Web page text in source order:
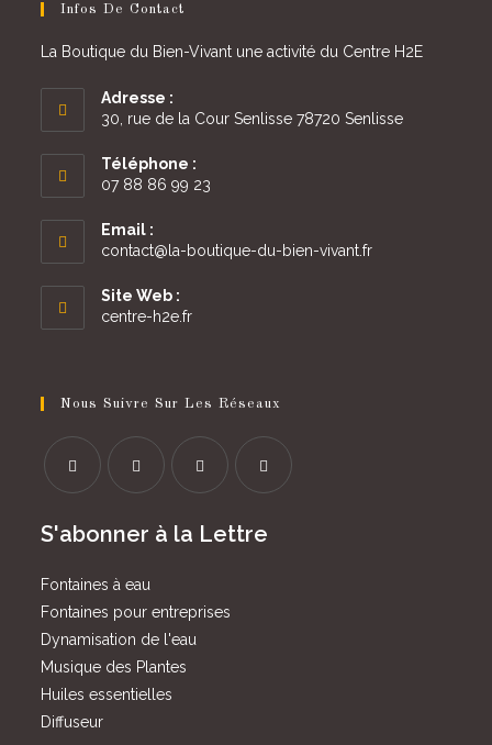
Infos De Contact
La Boutique du Bien-Vivant une activité du Centre H2E
Adresse :
30, rue de la Cour Senlisse 78720 Senlisse
Téléphone :
07 88 86 99 23
Email :
contact@la-boutique-du-bien-vivant.frS’ouvre
Site Web :
centre-h2e.fr
Nous Suivre Sur Les Réseaux
dans
nouvel
onglet
dans
nouvel
onglet
dans
onglet
dans
S'abonner à la Lettre
Fontaines à eau
Fontaines pour entreprises
Dynamisation de l'eau
Musique des Plantes
Huiles essentielles
Diffuseur